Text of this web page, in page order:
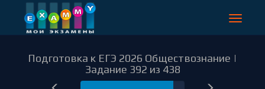
Toggle
Подготовка к ЕГЭ 2026 Обществознание |
Задание 392 из 438